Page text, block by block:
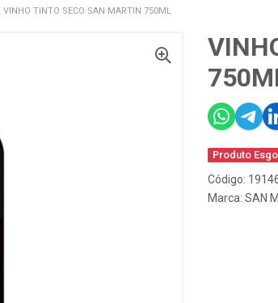
VINHO TINTO SECO SAN MARTIN 750ML
Produto
Código:
Marca: SAN